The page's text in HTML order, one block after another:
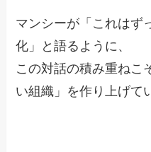
マンシーが「これはず
化」と語るように、
この対話の積み重ねこ
い組織」を作り上げて